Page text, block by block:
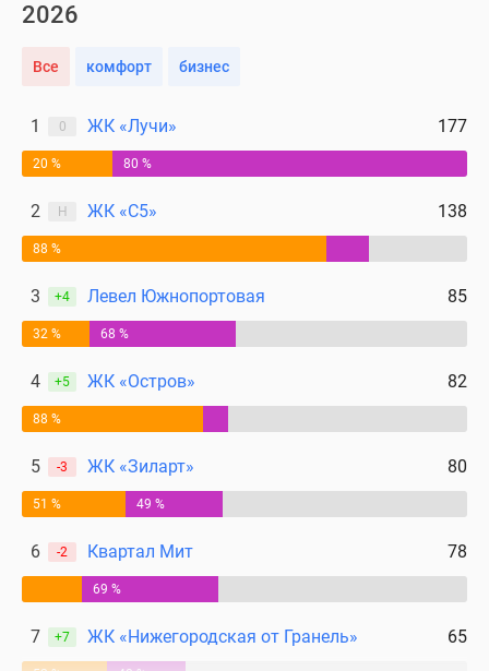
2026
Все комфорт бизнес
1 0 ЖК «Лучи» 177
20 % 80 %
2 Н ЖК «С5» 138
88 %
3 +4 Левел Южнопортовая 85
32 % 68 %
4 +5 ЖК «Остров» 82
88 %
5 -3 ЖК «Зиларт» 80
51 % 49 %
6 -2 Квартал Мит 78
69 %
7 +7 ЖК «Нижегородская от Гранель» 65